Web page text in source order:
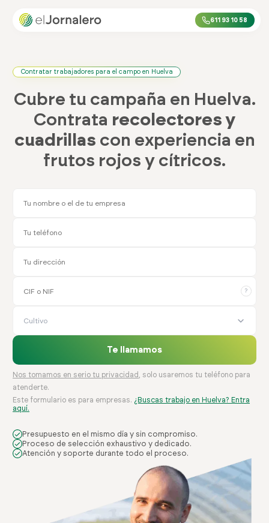
611 93 10 58
Contratar trabajadores para el campo en Huelva
Cubre tu campaña en Huelva.
Contrata recolectores y
cuadrillas con experiencia en
frutos rojos y cítricos.
?
Cultivo
Te llamamos
Nos tomamos en serio tu privacidad
, solo usaremos tu teléfono para
atenderte.
Este formulario es para empresas. ¿Buscas trabajo en Huelva? Entra
aquí.
Presupuesto en el mismo día y sin compromiso.
Proceso de selección exhaustivo y dedicado.
Atención y soporte durante todo el proceso.